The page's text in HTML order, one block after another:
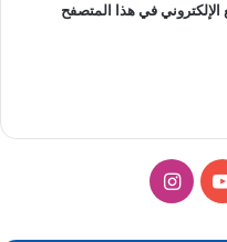
في هذا المتصفح
‫YouTubeانستقرام